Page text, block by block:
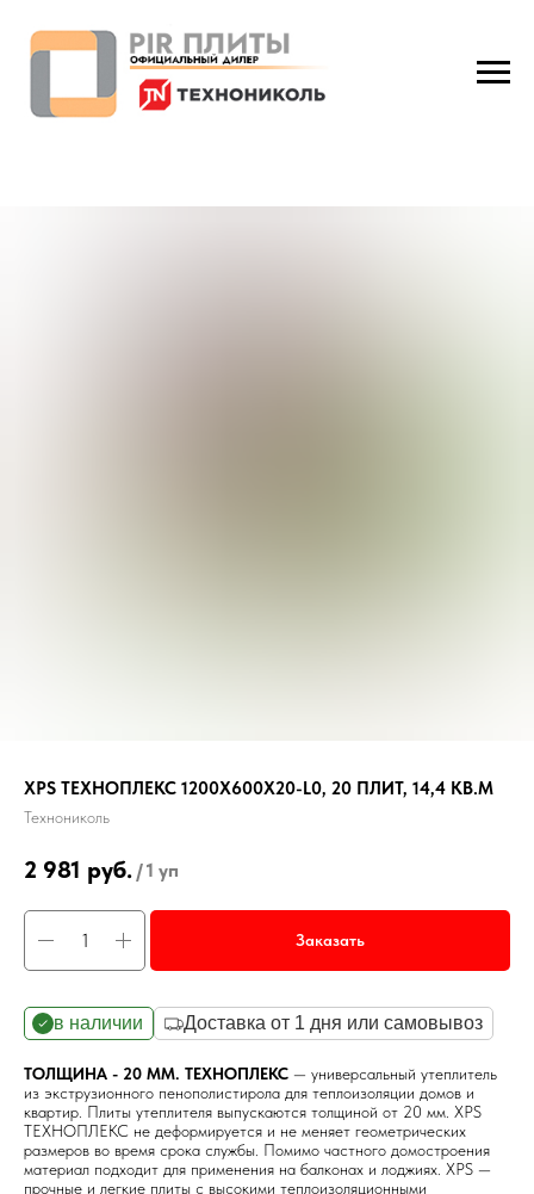
ХРS ТЕХНОПЛЕКС 1200Х600Х20-L0, 20 ПЛИТ, 14,4 КВ.М
Технониколь
2 981 руб. /1 уп
Заказать
в наличии Доставка от 1 дня или самовывоз
ТОЛЩИНА - 20 ММ. ТЕХНОПЛЕКС — универсальный утеплитель
из экструзионного пенополистирола для теплоизоляции домов и
квартир. Плиты утеплителя выпускаются толщиной от 20 мм. XPS
ТЕХНОПЛЕКС не деформируется и не меняет геометрических
размеров во время срока службы. Помимо частного домостроения
материал подходит для применения на балконах и лоджиях. XPS —
прочные и легкие плиты с высокими теплоизоляционными